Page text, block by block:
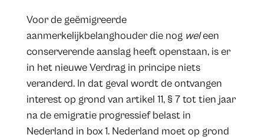
Voor de geëmigreerde
aanmerkelijkbelanghouder die nog weleen
conserverende aanslag heeft openstaan, is er
in het nieuwe Verdrag in principe niets
veranderd. In dat geval wordt de ontvangen
interest op grond van artikel 11, § 7 tot tien jaar
na de emigratie progressief belast in
Nederland in box 1. Nederland moet op grond